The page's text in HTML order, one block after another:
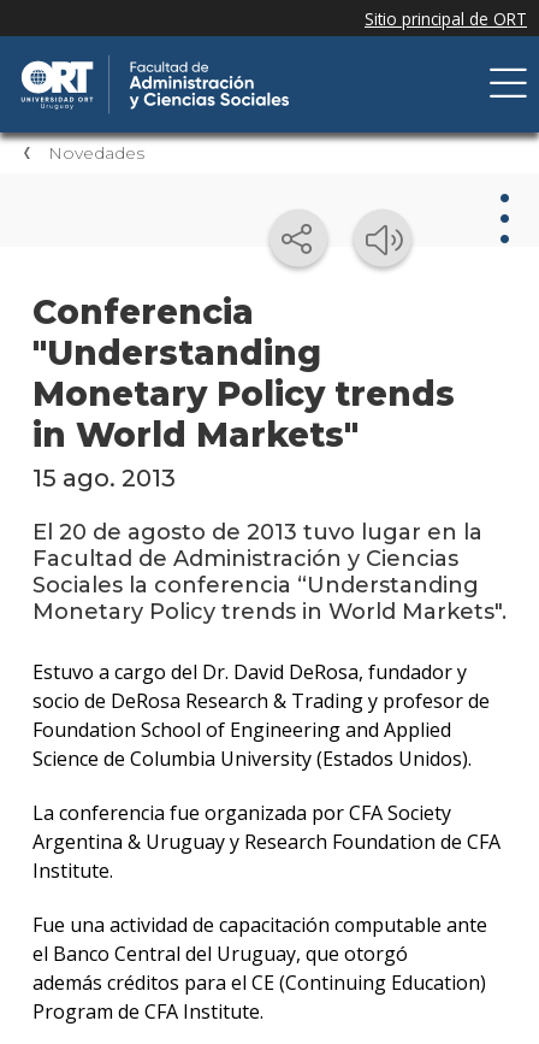
Novedades
Conferencia
"Understanding
Monetary Policy trends
in World Markets"
en
15 ago. 2013
El 20 de agosto de 2013 tuvo lugar en la
Facultad de Administración y Ciencias
Sociales la conferencia “Understanding
Monetary Policy trends in World Markets".
Estuvo a cargo del Dr. David DeRosa, fundador y
socio de DeRosa Research & Trading y profesor de
Foundation School of Engineering and Applied
Science de Columbia University (Estados Unidos).
La conferencia fue organizada por CFA Society
Argentina & Uruguay y Research Foundation de CFA
Institute.
Fue una actividad de capacitación computable ante
el Banco Central del Uruguay, que otorgó
además créditos para el CE (Continuing Education)
Program de CFA Institute.